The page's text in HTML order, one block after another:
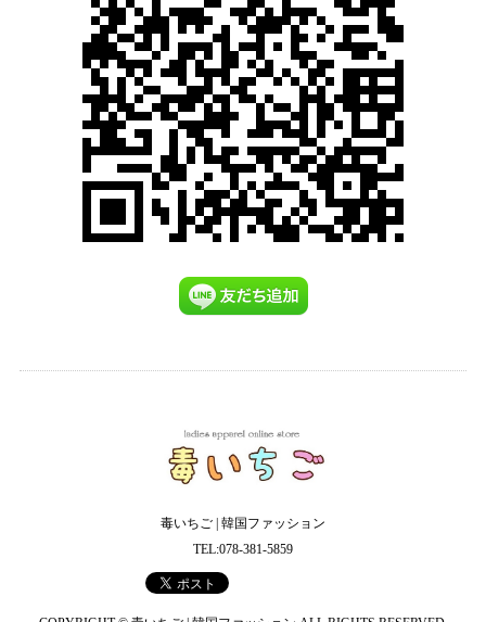
毒いちご | 韓国ファッション
TEL:078-381-5859